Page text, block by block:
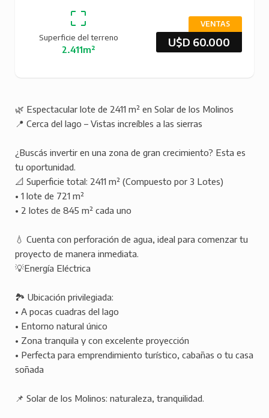
Superficie del terreno
2.411m²
VENTAS
U$D 60.000
🌿 Espectacular lote de 2411 m² en Solar de los Molinos
📍 Cerca del lago – Vistas increíbles a las sierras
¿Buscás invertir en una zona de gran crecimiento? Esta es
tu oportunidad.
📐 Superficie total: 2411 m² (Compuesto por 3 Lotes)
• 1 lote de 721 m²
• 2 lotes de 845 m² cada uno
💧 Cuenta con perforación de agua, ideal para comenzar tu
proyecto de manera inmediata.
💡Energía Eléctrica
🏞️ Ubicación privilegiada:
• A pocas cuadras del lago
• Entorno natural único
• Zona tranquila y con excelente proyección
• Perfecta para emprendimiento turístico, cabañas o tu casa
soñada
📌 Solar de los Molinos: naturaleza, tranquilidad.